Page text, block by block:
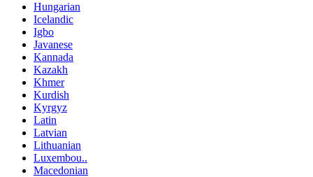
Hungarian
Icelandic
Igbo
Javanese
Kannada
Kazakh
Khmer
Kurdish
Kyrgyz
Latin
Latvian
Lithuanian
Luxembou..
Macedonian